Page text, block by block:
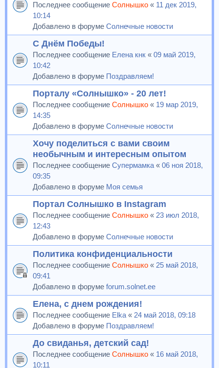
Последнее сообщение Солнышко « 11 дек 2019,
10:14
Добавлено в форуме Солнечные новости
С Днём Победы!
Последнее сообщение Елена кнк « 09 май 2019,
10:42
Добавлено в форуме Поздравляем!
Порталу «Солнышко» - 20 лет!
Последнее сообщение Солнышко « 19 мар 2019,
14:35
Добавлено в форуме Солнечные новости
Хочу поделиться с вами своим
необычным и интересным опытом
Последнее сообщение Супермамка « 06 ноя 2018,
09:35
Добавлено в форуме Моя семья
Портал Солнышко в Instagram
Последнее сообщение Солнышко « 23 июл 2018,
12:43
Добавлено в форуме Солнечные новости
Политика конфиденциальности
Последнее сообщение Солнышко « 25 май 2018,
09:41
Добавлено в форуме forum.solnet.ee
Елена, с днем рождения!
Последнее сообщение Elka « 24 май 2018, 09:18
Добавлено в форуме Поздравляем!
До свиданья, детский сад!
Последнее сообщение Солнышко « 16 май 2018,
10:11